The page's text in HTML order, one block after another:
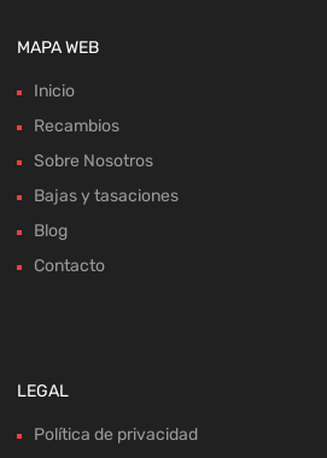
MAPA WEB
Inicio
Recambios
Sobre Nosotros
Bajas y tasaciones
Blog
Contacto
LEGAL
Política de privacidad